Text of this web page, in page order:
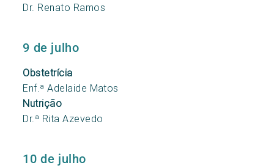
Dr. Renato Ramos
9 de julho
Obstetrícia
Enf.ª Adelaide Matos
Nutrição
Dr.ª Rita Azevedo
10 de julho